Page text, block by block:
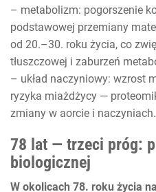
– metabolizm: pogorszenie
podstawowej przemiany
od 20.–30. roku życia, co
tłuszczowej i zaburzeń
– układ naczyniowy: wzrost
ryzyka miażdżycy —
zmiany w aorcie i naczyniach.
78 lat — trzeci próg:
biologicznej
W okolicach 78. roku życia